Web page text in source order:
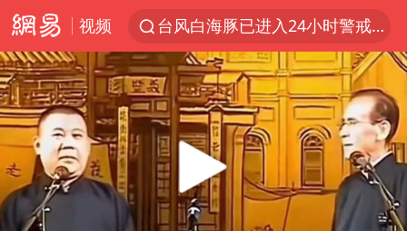
视频
台风白海豚已进入24小时警戒线
“秋天的第一杯奶茶”6岁了
上海：台风白海豚或将带来龙卷风
四川宜宾高县4.9级地震致1死
国乒男单横滨冠军赛全军覆没
38岁演员求职万岁山NPC成功